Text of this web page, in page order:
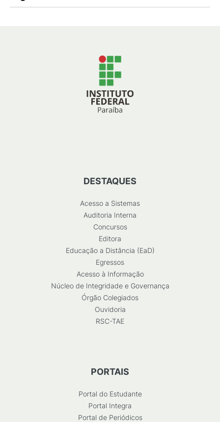
DESTAQUES
Acesso a Sistemas
Auditoria Interna
Concursos
Editora
Educação a Distância (EaD)
Egressos
Acesso à Informação
Núcleo de Integridade e Governança
Órgão Colegiados
Ouvidoria
RSC-TAE
PORTAIS
Portal do Estudante
Portal Integra
Portal de Periódicos